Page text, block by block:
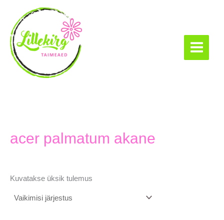
content
acer palmatum akane
Kuvatakse üksik tulemus